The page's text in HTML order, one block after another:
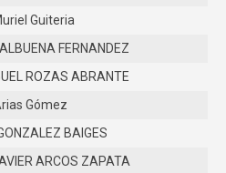
Guiteria
FERNANDEZ
ROZAS ABRANTE
Gómez
BAIGES
ARCOS ZAPATA